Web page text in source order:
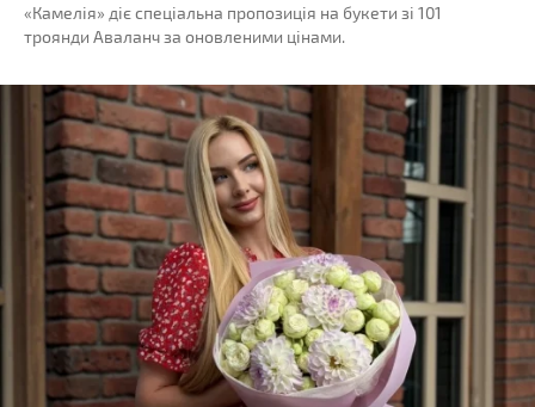
«Камелія» діє спеціальна пропозиція на букети зі 101
троянди Аваланч за оновленими цінами.